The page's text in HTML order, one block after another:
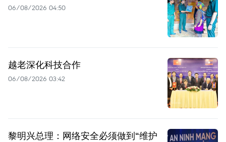
06/08/2026 04:50
越老深化科技合作
06/08/2026 03:42
黎明兴总理：网络安全必须做到“维护